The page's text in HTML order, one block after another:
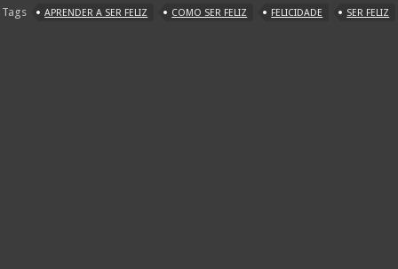
Tags APRENDER A SER FELIZ COMO SER FELIZ FELICIDADE SER FELIZ